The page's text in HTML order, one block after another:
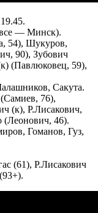
— Минск).
54), Шукуров,
90), Зубович
(Павлюковец, 59),
Сакута.
76),
(к), Р.Лисакович,
(Леонович, 46).
Гоманов, Гуз,
(61), Р.Лисакович